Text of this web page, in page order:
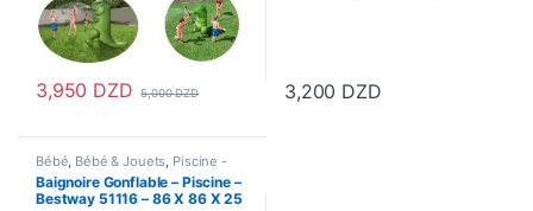
3,950 DZD 5,000DZD 3,200 DZD
Bébé Bébé & Jouets Piscine -
Plage et camping
Baignoire Gonflable – Piscine –
Bestway 51116 – 86 X 86 X 25